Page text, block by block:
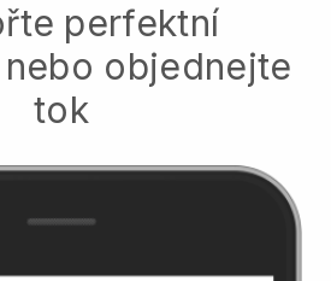
perfektní
objednejte
tok